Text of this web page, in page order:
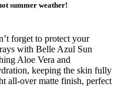
summer weather!
forget to protect your
with Belle Azul Sun
Aloe Vera and
keeping the skin fully
all-over matte finish, perfect